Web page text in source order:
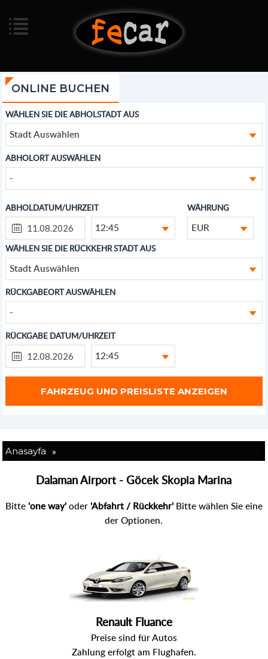
ONLINE BUCHEN
WÄHLEN SIE DIE ABHOLSTADT AUS
Stadt Auswählen
ABHOLORT AUSWÄHLEN
-
ABHOLDATUM/UHRZEIT
12:45
WÄHRUNG
EUR
WÄHLEN SIE DIE RÜCKKEHR STADT AUS
Stadt Auswählen
RÜCKGABEORT AUSWÄHLEN
-
RÜCKGABE DATUM/UHRZEIT
12:45
Anasayfa »
Dalaman Airport - Göcek Skopia Marina
Bitte 'one way'oder 'Abfahrt / Rückkehr'Bitte wählen Sie eine
der Optionen.
Renault Fluance
Preise sind für Autos
Zahlung erfolgt am Flughafen.